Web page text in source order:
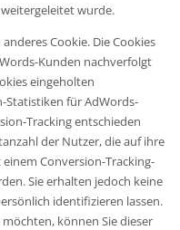
wurde.
Cookie. Die Cookies
Kunden nachverfolgt
eingeholten
Statistiken für AdWords-
Tracking entschieden
der Nutzer, die auf ihre
Conversion-Tracking-
Sie erhalten jedoch keine
identifizieren lassen.
können Sie dieser